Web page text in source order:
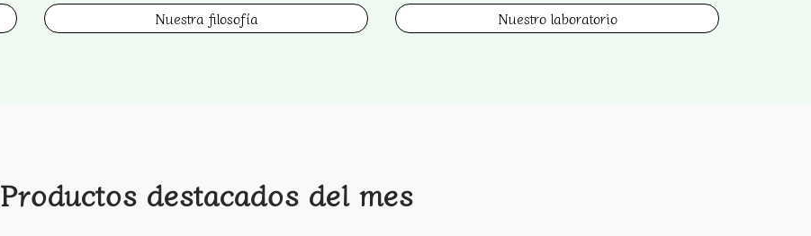
Nuestra filosofía Nuestro laboratorio
Productos destacados del mes